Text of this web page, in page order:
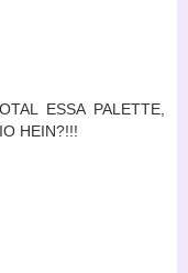
ESSA PALETTE,
HEIN?!!!